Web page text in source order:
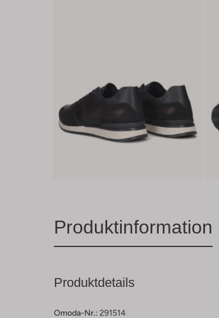
Produktinformation
Produktdetails
Omoda-Nr.: 291514